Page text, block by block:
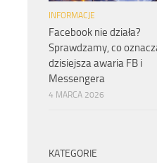
INFORMACJE
Facebook nie działa?
Sprawdzamy, co
dzisiejsza awaria FB i
Messengera
4 MARCA 2026
KATEGORIE